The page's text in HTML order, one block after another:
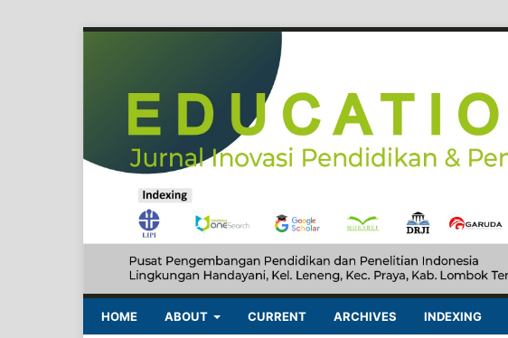
HOME ABOUT CURRENT ARCHIVES INDEXING